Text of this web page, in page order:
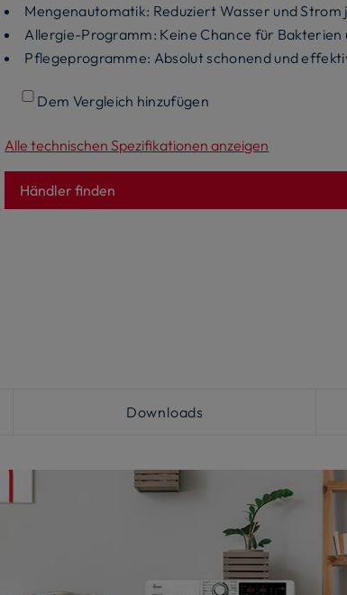
Mengenautomatik: Reduziert Wasser und Strom
Allergie-Programm: Keine Chance für Bakterien
Pflegeprogramme: Absolut schonend und
Dem Vergleich hinzufügen
Alle technischen Spezifikationen anzeigen
Händler finden
Downloads